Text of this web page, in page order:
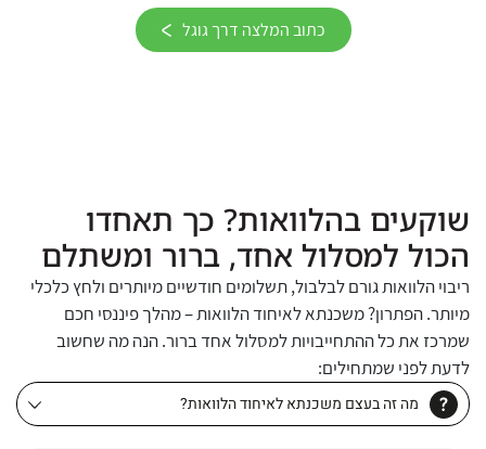
כתוב המלצה דרך גוגל
שוקעים בהלוואות? כך תאחדו
הכול למסלול אחד, ברור ומשתלם
ריבוי הלוואות גורם לבלבול, תשלומים חודשיים מיותרים ולחץ כלכלי
מיותר. הפתרון? משכנתא לאיחוד הלוואות – מהלך פיננסי חכם
שמרכז את כל ההתחייבויות למסלול אחד ברור. הנה מה שחשוב
לדעת לפני שמתחילים:
מה זה בעצם משכנתא לאיחוד הלוואות?